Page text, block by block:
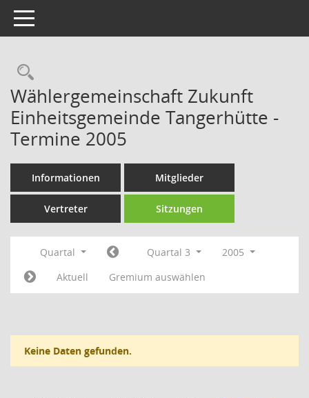
Toggle navigation
Rechercheauswahl
Wählergemeinschaft Zukunft
Einheitsgemeinde Tangerhütte -
Termine 2005
Informationen Mitglieder
Vertreter Sitzungen
Quartal Quartal 3
2005
Aktuell
Gremium auswählen
Keine Daten gefunden.